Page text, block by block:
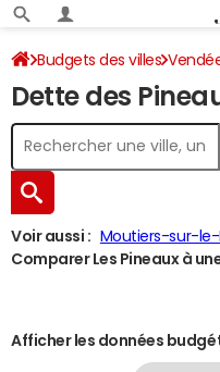
Budgets des villes
Dette au 31/12/2024
Dette des
Voir aussi : Moutiers-sur-le-
Comparer Les Pineaux à
Afficher les données